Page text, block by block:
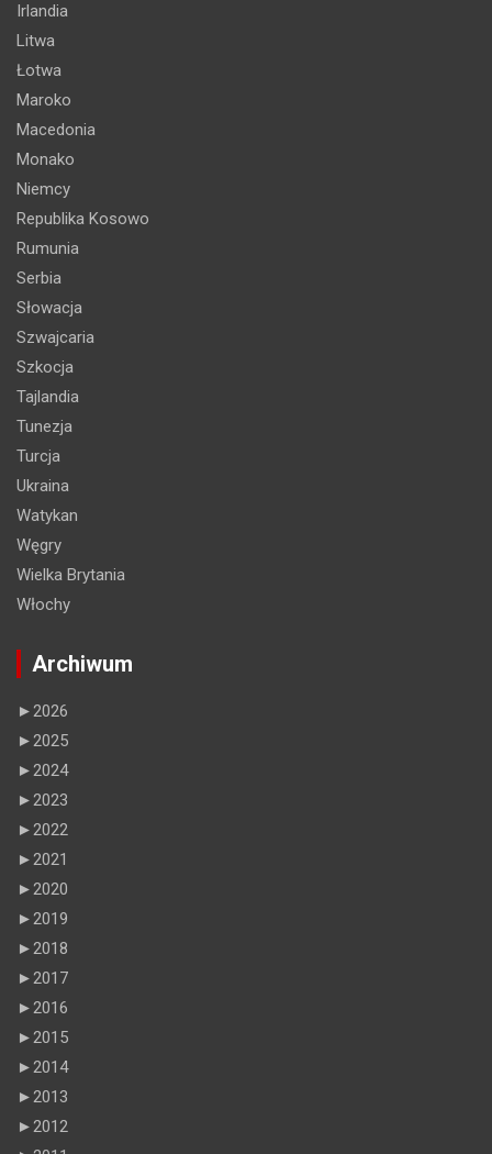
Irlandia
Litwa
Łotwa
Maroko
Macedonia
Monako
Niemcy
Republika Kosowo
Rumunia
Serbia
Słowacja
Szwajcaria
Szkocja
Tajlandia
Tunezja
Turcja
Ukraina
Watykan
Węgry
Wielka Brytania
Włochy
Archiwum
►2026
►2025
►2024
►2023
►2022
►2021
►2020
►2019
►2018
►2017
►2016
►2015
►2014
►2013
►2012